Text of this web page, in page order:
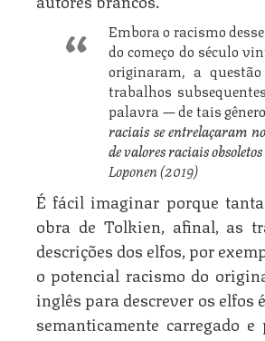
Embora o racismo
do começo do século
originaram, a
trabalhos
palavra — de tais
raciais se entrelaçaram
de valores raciais
Loponen (2019)
É fácil imaginar porque
obra de Tolkien, afinal, as
descrições dos elfos, por
o potencial racismo do
inglês para descrever os elfos
semanticamente carregado